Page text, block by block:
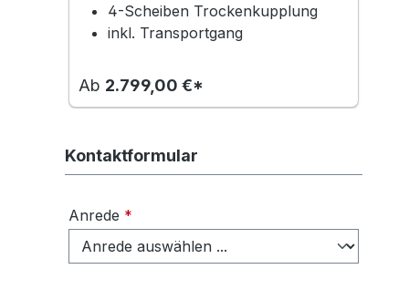
4-Scheiben Trockenkupplung
inkl. Transportgang
Ab 2.799,00 €*
Kontaktformular
Anrede *